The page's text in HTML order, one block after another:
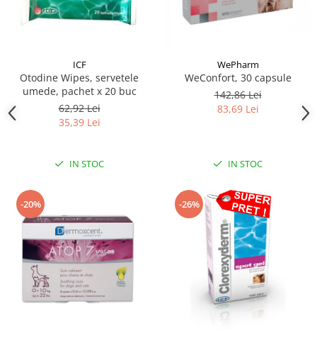
ICF
Otodine Wipes, servetele
umede, pachet x 20 buc
62,92 Lei
35,39 Lei
IN STOC
WePharm
WeConfort, 30 capsule
142,86 Lei
83,69 Lei
IN STOC
-20% -26%